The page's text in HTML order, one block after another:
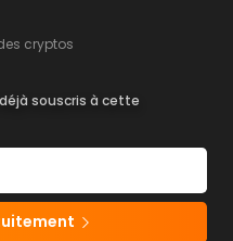
cryptos
souscris à cette